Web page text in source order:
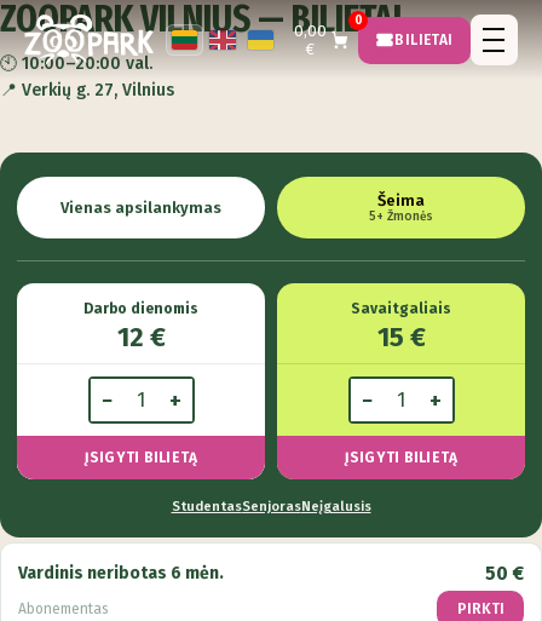
0,00
€
0
BILIETAI
ZOOPARK VILNIUS — BILIETAI
🕙 10:00–20:00 val.
📍 Verkių g. 27, Vilnius
Vienas apsilankymas Šeima
5+ Žmonės
Darbo dienomis
12 €
− +
ĮSIGYTI BILIETĄ
Savaitgaliais
15 €
− +
ĮSIGYTI BILIETĄ
StudentasSenjorasNeįgalusis
Vardinis neribotas 6 mėn.
Abonementas
50 €
PIRKTI